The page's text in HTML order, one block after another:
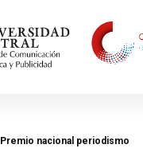
Premio nacional periodismo